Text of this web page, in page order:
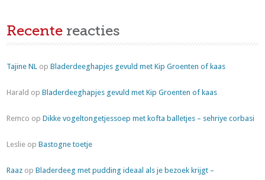
Recente reacties
Tajine NL opBladerdeeghapjes gevuld met Kip Groenten of kaas
Harald opBladerdeeghapjes gevuld met Kip Groenten of kaas
Remco opDikke vogeltongetjessoep met kofta balletjes – sehriye corbasi
Leslie opBastogne toetje
Raaz opBladerdeeg met pudding ideaal als je bezoek krijgt –